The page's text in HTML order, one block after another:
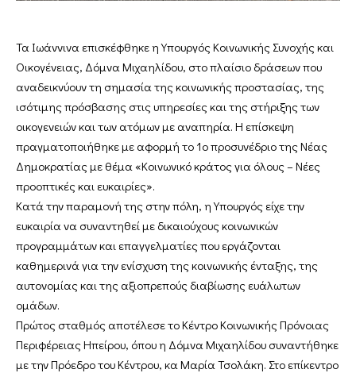
Τα Ιωάννινα επισκέφθηκε η Υπουργός Κοινωνικής Συνοχής και
Οικογένειας, Δόμνα Μιχαηλίδου, στο πλαίσιο δράσεων που
αναδεικνύουν τη σημασία της κοινωνικής προστασίας, της
ισότιμης πρόσβασης στις υπηρεσίες και της στήριξης των
οικογενειών και των ατόμων με αναπηρία. Η επίσκεψη
πραγματοποιήθηκε με αφορμή το 1ο προσυνέδριο της Νέας
Δημοκρατίας με θέμα «Κοινωνικό κράτος για όλους – Νέες
προοπτικές και ευκαιρίες».
Κατά την παραμονή της στην πόλη, η Υπουργός είχε την
ευκαιρία να συναντηθεί με δικαιούχους κοινωνικών
προγραμμάτων και επαγγελματίες που εργάζονται
καθημερινά για την ενίσχυση της κοινωνικής ένταξης, της
αυτονομίας και της αξιοπρεπούς διαβίωσης ευάλωτων
ομάδων.
Πρώτος σταθμός αποτέλεσε το Κέντρο Κοινωνικής Πρόνοιας
Περιφέρειας Ηπείρου, όπου η Δόμνα Μιχαηλίδου συναντήθηκε
με την Πρόεδρο του Κέντρου, κα Μαρία Τσολάκη. Στο επίκεντρο